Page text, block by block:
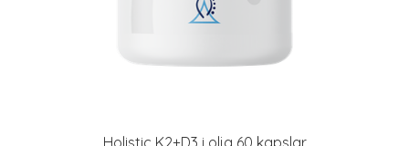
Holistic K2+D3 i olja 60 kapslar